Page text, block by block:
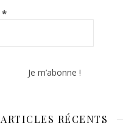
*
ARTICLES RÉCENTS